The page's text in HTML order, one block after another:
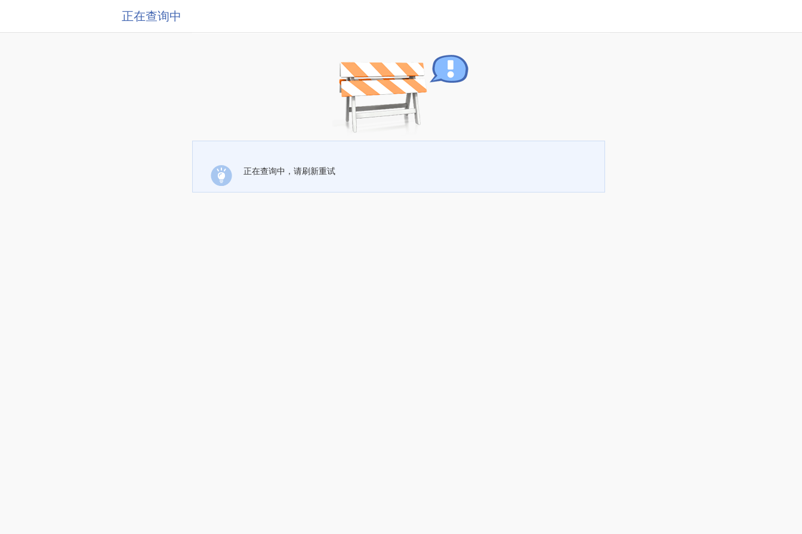
正在查询中
正在查询中，请刷新重试